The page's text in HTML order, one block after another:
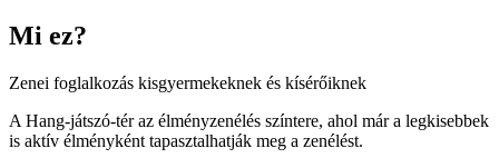
Mi ez?
Zenei foglalkozás kisgyermekeknek és kísérőiknek
A Hang-játszó-tér az élményzenélés színtere, ahol már a legkisebbek
is aktív élményként tapasztalhatják meg a zenélést.